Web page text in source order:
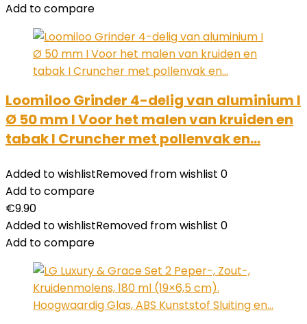
Add to compare
Loomiloo Grinder 4-delig van aluminium I
Ø 50 mm I Voor het malen van kruiden en
tabak I Cruncher met pollenvak en…
Added to wishlistRemoved from wishlist 0
Add to compare
€9.90
Added to wishlistRemoved from wishlist 0
Add to compare